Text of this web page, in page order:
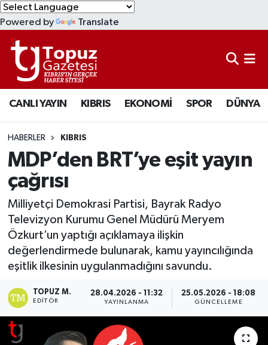
Powered by Translate
CANLI YAYIN KIBRIS EKONOMİ SPOR DÜNYA
HABERLER KIBRIS
MDP’den BRT’ye eşit yayın
çağrısı
Milliyetçi Demokrasi Partisi, Bayrak Radyo
Televizyon Kurumu Genel Müdürü Meryem
Özkurt’un yaptığı açıklamaya ilişkin
değerlendirmede bulunarak, kamu yayıncılığında
eşitlik ilkesinin uygulanmadığını savundu.
TOPUZ M.
EDITÖR
28.04.2026 - 11:32
YAYINLANMA
25.05.2026 - 18:08
GÜNCELLEME
KIBRIS
DÜNYA
EKONOMİ
MAGAZİN
SAĞLIK
SPOR
TEKNOLOJİ
Lefkoşa Nöbetçi Eczaneler
Lefkoşa Hava Durumu
Lefkoşa Trafik Yoğunluk Haritası
Süper Lig Puan Durumu ve Fikstür
Tüm Manşetler
Son Dakika Haberleri
Haber Arşivi